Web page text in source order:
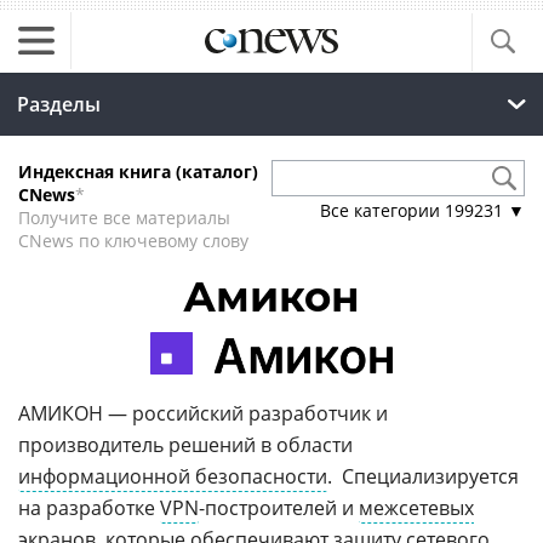
Разделы
Индексная книга (каталог)
CNews*
Получите все материалы
CNews по ключевому слову
Все категории 199231 ▼
Амикон
АМИКОН — российский разработчик и
производитель решений в области
информационной безопасности. Специализируется
на разработкеVPN-построителей и межсетевых